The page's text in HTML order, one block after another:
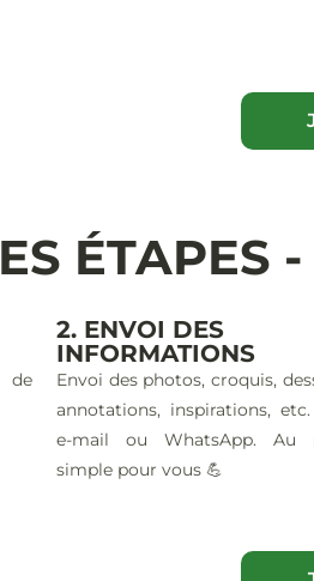
ÉTAPES
de
2. ENVOI DES
INFORMATIONS
Envoi des photos, croquis,
annotations, inspirations,
e-mail ou WhatsApp. Au
simple pour vous 💪